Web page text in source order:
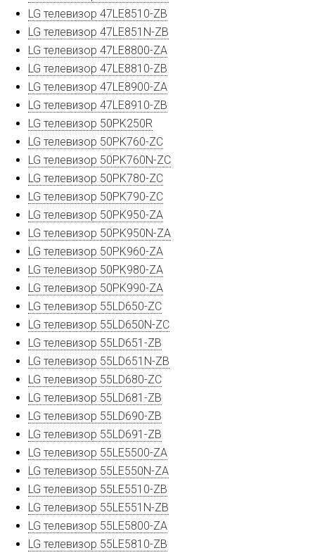
LG телевизор 47LE8510-ZB
LG телевизор 47LE851N-ZB
LG телевизор 47LE8800-ZA
LG телевизор 47LE8810-ZB
LG телевизор 47LE8900-ZA
LG телевизор 47LE8910-ZB
LG телевизор 50PK250R
LG телевизор 50PK760-ZC
LG телевизор 50PK760N-ZC
LG телевизор 50PK780-ZC
LG телевизор 50PK790-ZC
LG телевизор 50PK950-ZA
LG телевизор 50PK950N-ZA
LG телевизор 50PK960-ZA
LG телевизор 50PK980-ZA
LG телевизор 50PK990-ZA
LG телевизор 55LD650-ZC
LG телевизор 55LD650N-ZC
LG телевизор 55LD651-ZB
LG телевизор 55LD651N-ZB
LG телевизор 55LD680-ZC
LG телевизор 55LD681-ZB
LG телевизор 55LD690-ZB
LG телевизор 55LD691-ZB
LG телевизор 55LE5500-ZA
LG телевизор 55LE550N-ZA
LG телевизор 55LE5510-ZB
LG телевизор 55LE551N-ZB
LG телевизор 55LE5800-ZA
LG телевизор 55LE5810-ZB